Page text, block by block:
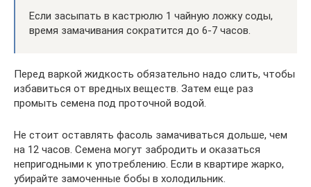
Если засыпать в кастрюлю 1 чайную ложку соды,
время замачивания сократится до 6-7 часов.
Перед варкой жидкость обязательно надо слить, чтобы
избавиться от вредных веществ. Затем еще раз
промыть семена под проточной водой.
Не стоит оставлять фасоль замачиваться дольше, чем
на 12 часов. Семена могут забродить и оказаться
непригодными к употреблению. Если в квартире жарко,
убирайте замоченные бобы в холодильник.